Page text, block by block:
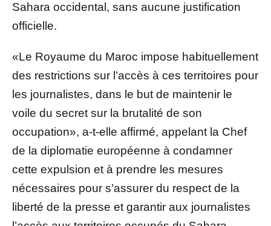
Sahara occidental, sans aucune justification
officielle.
«Le Royaume du Maroc impose habituellement
des restrictions sur l’accès à ces territoires pour
les journalistes, dans le but de maintenir le
voile du secret sur la brutalité de son
occupation», a-t-elle affirmé, appelant la Chef
de la diplomatie européenne à condamner
cette expulsion et à prendre les mesures
nécessaires pour s’assurer du respect de la
liberté de la presse et garantir aux journalistes